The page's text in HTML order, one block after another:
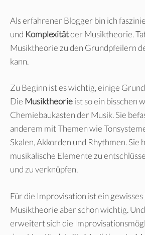
Als erfahrener Blogger bin ich
und Komplexitätder Musiktheorie.
Musiktheorie zu den Grundpfeilern
kann.
Zu Beginn ist es wichtig, einige
Die Musiktheorieist so ein bisschen
Chemiebaukasten der Musik. Sie
anderem mit Themen wie
Skalen, Akkorden und Rhythmen. Sie
musikalische Elemente zu
und zu verknüpfen.
Für die Improvisation ist ein gewisses
Musiktheorie aber schon wichtig.
erweitert sich die